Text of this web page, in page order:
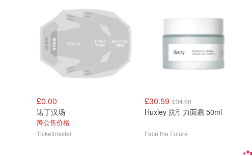
£0.00
诺丁汉场
蹲公售价格
Ticketmaster
£30.59 £34.00
Huxley 抗引力面霜 50ml
Face the Future